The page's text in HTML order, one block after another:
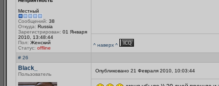
Местный
Сообщений: 38
Откуда: Russia
Зарегистрирован: 01 Января
2010, 13:48:44
Пол: Женский
Статус: offline
^ наверх ^
# 26
Black_
Пользователь
Опубликовано 21 Февраля 2010, 10:03:44